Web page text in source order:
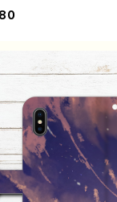
可愛い女の子 お
OPPO BASIO
アンドロイ
人気 イラスト
ター オリジナル
蝉時雨 作：ヤモリ